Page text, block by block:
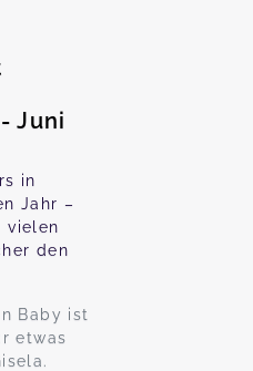
Juni
in
Jahr –
vielen
den
Baby ist
etwas